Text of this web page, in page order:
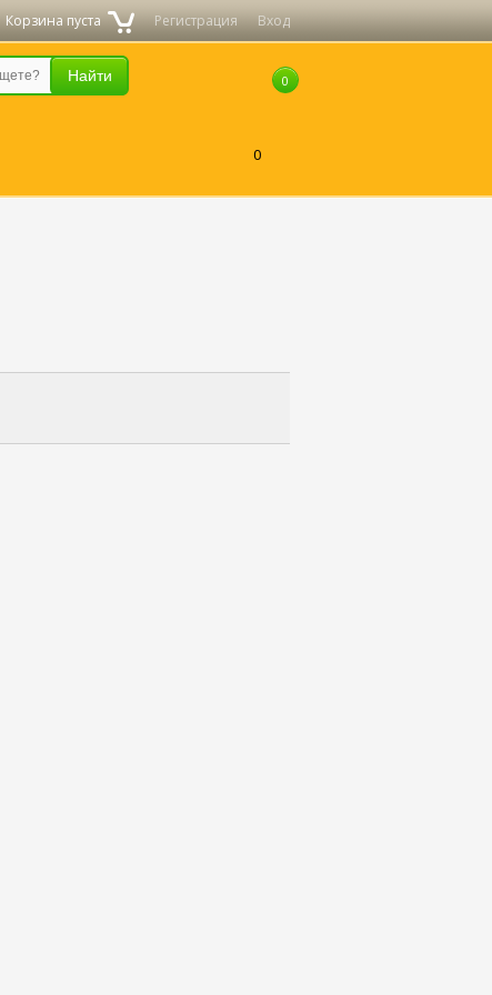
Регистрация Вход
Корзина пуста
0
0